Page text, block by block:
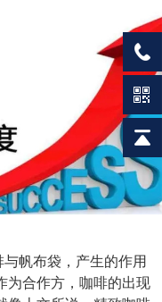
帆布袋，产生的作用
为合作方，咖啡的出现